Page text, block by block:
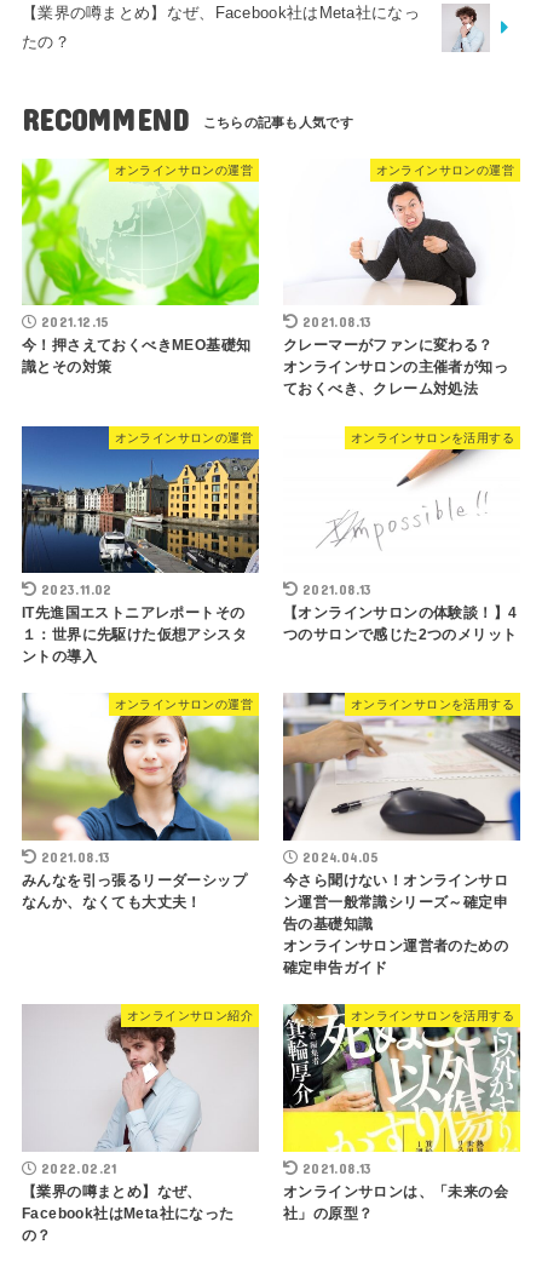
【業界の噂まとめ】なぜ、Facebook社はMeta社になっ
たの？
RECOMMEND
オンラインサロンの運営
2021.12.15
今！押さえておくべきMEO基礎知
識とその対策
オンラインサロンの運営
2021.08.13
クレーマーがファンに変わる？
オンラインサロンの主催者が知っ
ておくべき、クレーム対処法
オンラインサロンの運営
2023.11.02
IT先進国エストニアレポートその
１：世界に先駆けた仮想アシスタ
ントの導入
オンラインサロンを活用する
2021.08.13
【オンラインサロンの体験談！】4
つのサロンで感じた2つのメリット
オンラインサロンの運営
2021.08.13
みんなを引っ張るリーダーシップ
なんか、なくても大丈夫！
オンラインサロンを活用する
2024.04.05
今さら聞けない！オンラインサロ
ン運営一般常識シリーズ～確定申
告の基礎知識
オンラインサロン運営者のための
確定申告ガイド
オンラインサロン紹介
2022.02.21
【業界の噂まとめ】なぜ、
Facebook社はMeta社になった
の？
オンラインサロンを活用する
2021.08.13
オンラインサロンは、「未来の会
社」の原型？